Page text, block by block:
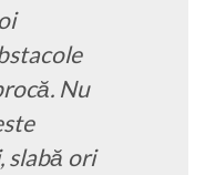
Nu
slabă ori